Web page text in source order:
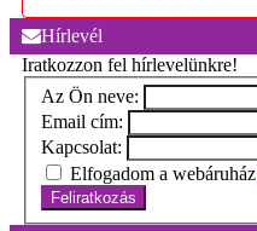
Hírlevél
Iratkozzon fel hírlevelünkre!
Az Ön neve:
Email cím:
Kapcsolat:
Elfogadom a webáruház
Feliratkozás